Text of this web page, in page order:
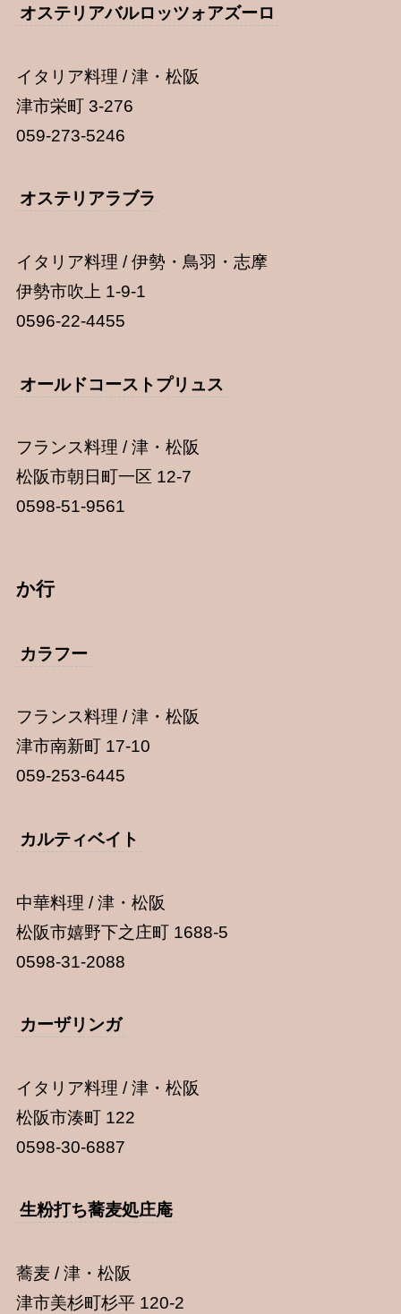
オステリアバルロッツォアズーロ
イタリア料理 / 津・松阪
津市栄町 3-276
059-273-5246
オステリアラブラ
イタリア料理 / 伊勢・鳥羽・志摩
伊勢市吹上 1-9-1
0596-22-4455
オールドコーストプリュス
フランス料理 / 津・松阪
松阪市朝日町一区 12-7
0598-51-9561
か行
カラフー
フランス料理 / 津・松阪
津市南新町 17-10
059-253-6445
カルティベイト
中華料理 / 津・松阪
松阪市嬉野下之庄町 1688-5
0598-31-2088
カーザリンガ
イタリア料理 / 津・松阪
松阪市湊町 122
0598-30-6887
生粉打ち蕎麦処庄庵
蕎麦 / 津・松阪
津市美杉町杉平 120-2